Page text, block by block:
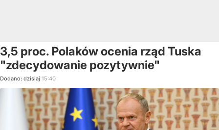
3,5 proc. Polaków ocenia rząd Tuska
"zdecydowanie pozytywnie"
Dodano: dzisiaj 15:40